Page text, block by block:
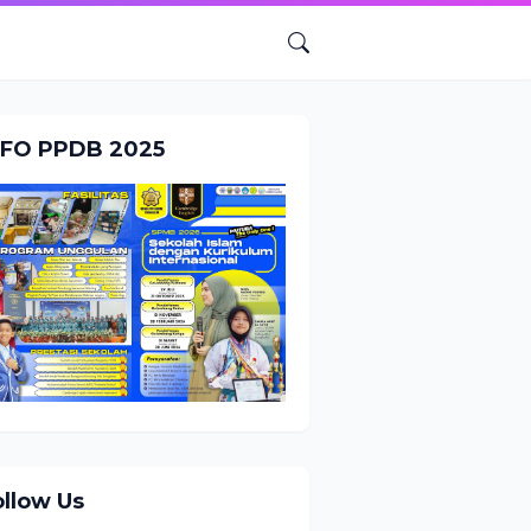
PPDB 2025
Us